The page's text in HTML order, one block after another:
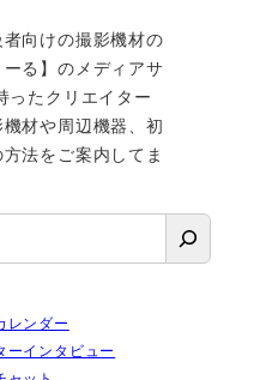
向けの撮影機材の
る】のメディアサ
ったクリエイター
材や周辺機器、初
法をご案内してま
レンダー
ーインタビュー